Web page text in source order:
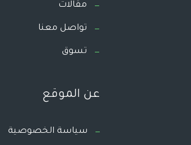
مقالات
تواصل معنا
تسوق
عن الموقع
سياسة الخصوصية